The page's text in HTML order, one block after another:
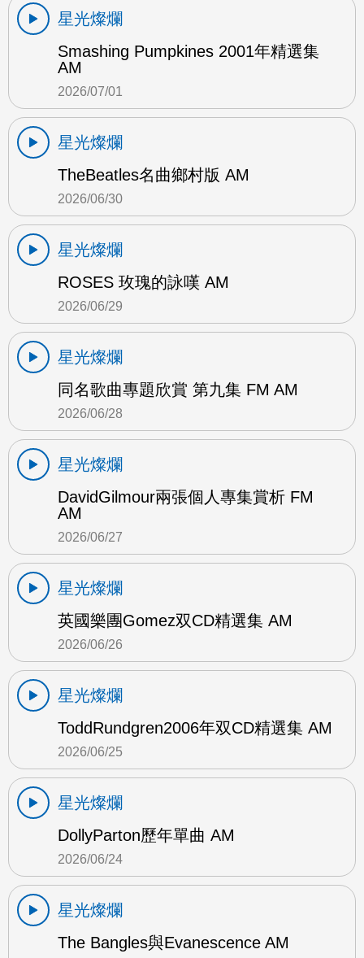
星光燦爛
Smashing Pumpkines 2001年精選集
AM
2026/07/01
星光燦爛
TheBeatles名曲鄉村版 AM
2026/06/30
星光燦爛
ROSES 玫瑰的詠嘆 AM
2026/06/29
星光燦爛
同名歌曲專題欣賞 第九集 FM AM
2026/06/28
星光燦爛
DavidGilmour兩張個人專集賞析 FM
AM
2026/06/27
星光燦爛
英國樂團Gomez双CD精選集 AM
2026/06/26
星光燦爛
ToddRundgren2006年双CD精選集 AM
2026/06/25
星光燦爛
DollyParton歷年單曲 AM
2026/06/24
星光燦爛
The Bangles與Evanescence AM